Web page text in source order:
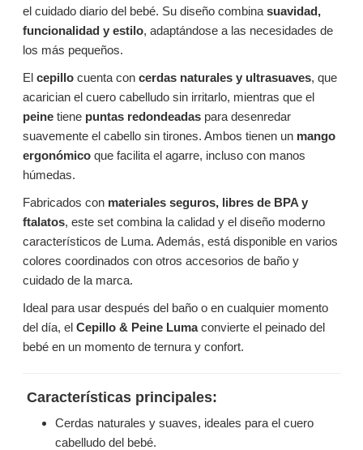
el cuidado diario del bebé. Su diseño combina suavidad,
funcionalidad y estilo, adaptándose a las necesidades de
los más pequeños.
El cepillocuenta con cerdas naturales y ultrasuaves, que
acarician el cuero cabelludo sin irritarlo, mientras que el
peinetiene puntas redondeadaspara desenredar
suavemente el cabello sin tirones. Ambos tienen un mango
ergonómicoque facilita el agarre, incluso con manos
húmedas.
Fabricados con materiales seguros, libres de BPA y
ftalatos, este set combina la calidad y el diseño moderno
característicos de Luma. Además, está disponible en varios
colores coordinados con otros accesorios de baño y
cuidado de la marca.
Ideal para usar después del baño o en cualquier momento
del día, el Cepillo & Peine Lumaconvierte el peinado del
bebé en un momento de ternura y confort.
Características principales:
Cerdas naturales y suaves, ideales para el cuero
cabelludo del bebé.